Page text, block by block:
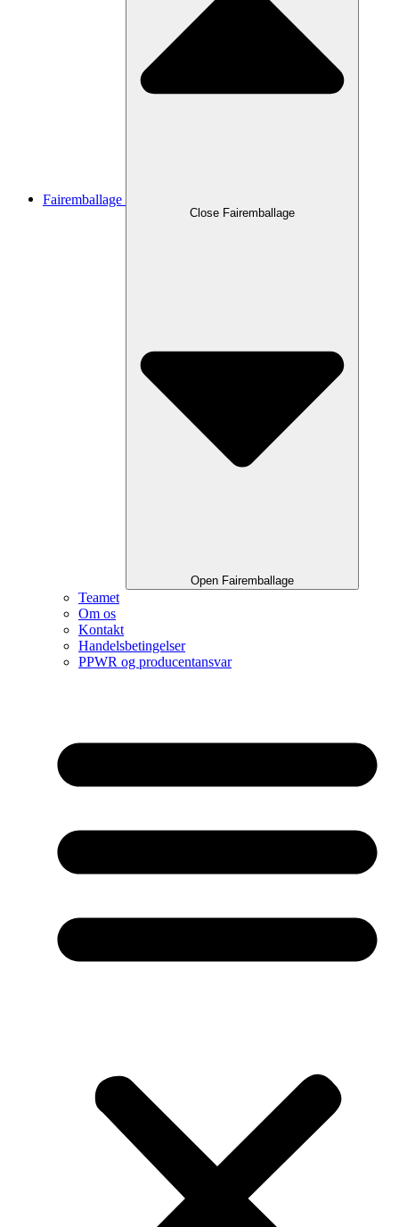
Fairemballage
Close Fairemballage
Open Fairemballage
Teamet
Om os
Kontakt
Handelsbetingelser
PPWR og producentansvar